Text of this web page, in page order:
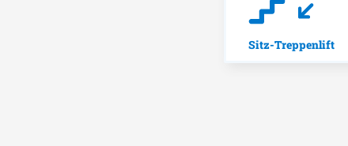
Sitz-Treppenlift